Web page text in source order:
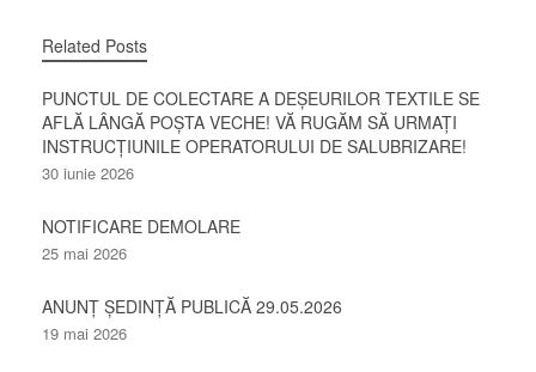
Related Posts
PUNCTUL DE COLECTARE A DEȘEURILOR TEXTILE SE
AFLĂ LÂNGĂ POȘTA VECHE! VĂ RUGĂM SĂ URMAȚI
INSTRUCȚIUNILE OPERATORULUI DE SALUBRIZARE!
30 iunie 2026
NOTIFICARE DEMOLARE
25 mai 2026
ANUNȚ ȘEDINȚĂ PUBLICĂ 29.05.2026
19 mai 2026